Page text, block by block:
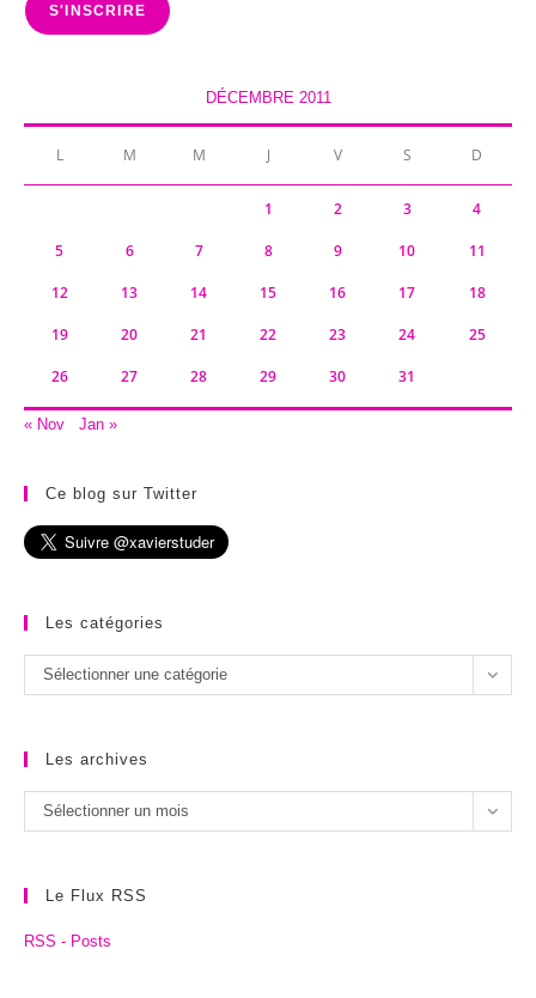
S'INSCRIRE
DÉCEMBRE 2011
L M M J V S D
1 2 3 4
5 6 7 8 9 10 11
12 13 14 15 16 17 18
19 20 21 22 23 24 25
26 27 28 29 30 31
« Nov Jan »
Ce blog sur Twitter
Les catégories
Les
catégories
Sélectionner une catégorie
Les archives
Les
archives
Sélectionner un mois
Le Flux RSS
RSS - Posts